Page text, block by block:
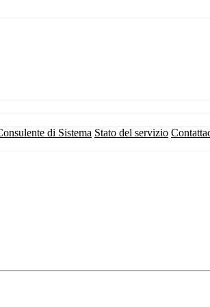
di Sistema Stato del servizio